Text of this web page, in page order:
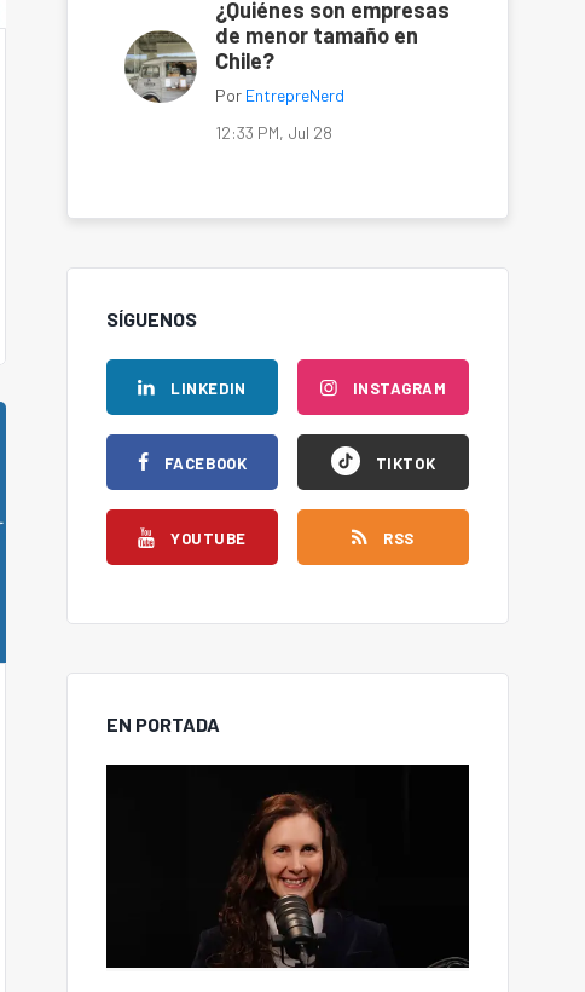
¿Quiénes son empresas
de menor tamaño en
Chile?
Por EntrepreNerd
12:33 PM, Jul 28
SÍGUENOS
LINKEDIN
FACEBOOK
YOUTUBE
INSTAGRAM
TIKTOK
RSS
EN PORTADA